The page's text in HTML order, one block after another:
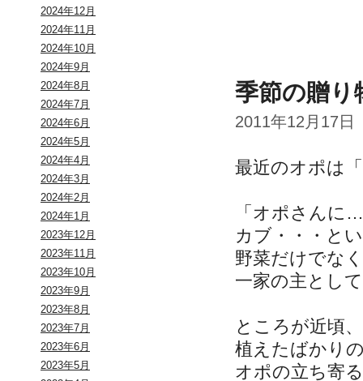
2024年12月
2024年11月
2024年10月
2024年9月
2024年8月
2024年7月
2024年6月
2024年5月
2024年4月
2024年3月
2024年2月
2024年1月
2023年12月
2023年11月
2023年10月
2023年9月
2023年8月
2023年7月
2023年6月
2023年5月
季節の贈り
2011年12月17日
最近のオポは
「オポさんに
カブ・・・と
野菜だけでな
一家の主とし
ところが近頃
植えたばかり
オポの立ち寄